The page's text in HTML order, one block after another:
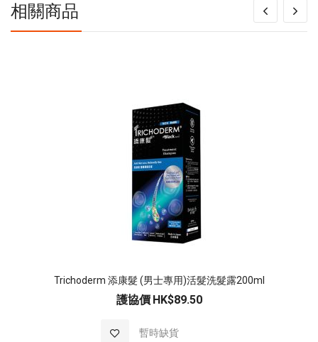
相關商品
Trichoderm 添康髮 (男士專用)活髮洗髮露200ml
護協價 HK$89.50
暫時缺貨
加入至願望清單